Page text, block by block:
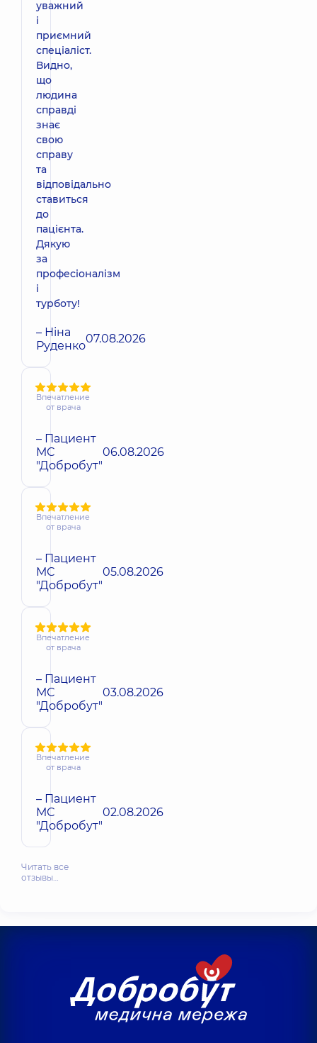
уважний
і
приємний
спеціаліст.
Видно,
що
людина
справді
знає
свою
справу
та
відповідально
ставиться
до
пацієнта.
Дякую
за
професіоналізм
і
турботу!
– Ніна
Руденко07.08.2026
Впечатление
от врача
– Пациент
МС
"Добробут"
06.08.2026
Впечатление
от врача
– Пациент
МС
"Добробут"
05.08.2026
Впечатление
от врача
– Пациент
МС
"Добробут"
03.08.2026
Впечатление
от врача
– Пациент
МС
"Добробут"
02.08.2026
Читать все
отзывы…